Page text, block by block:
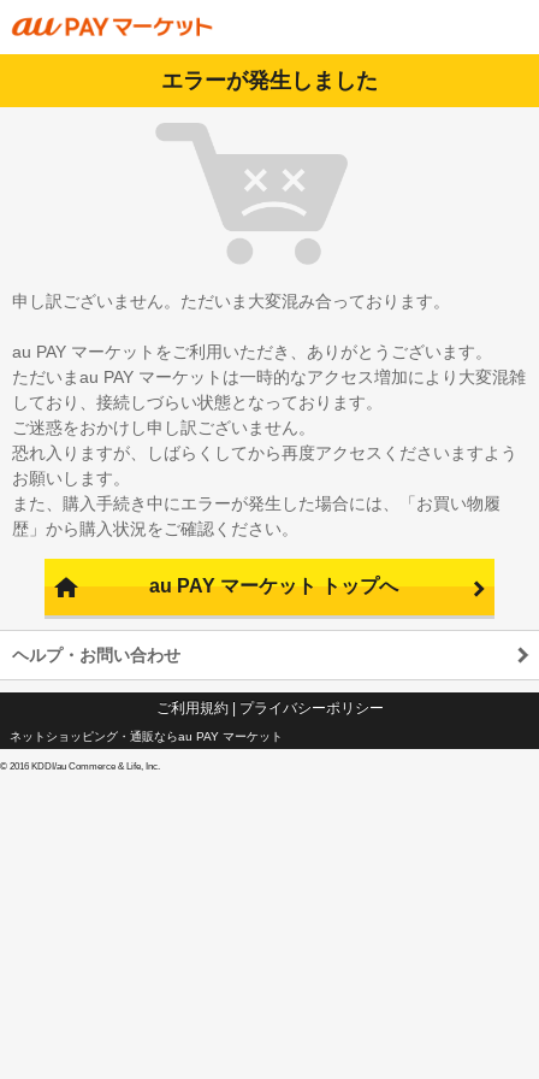
エラーが発生しました
申し訳ございません。ただいま大変混み合っております。
au PAY マーケットをご利用いただき、ありがとうございます。
ただいまau PAY マーケットは一時的なアクセス増加により大変混雑
しており、接続しづらい状態となっております。
ご迷惑をおかけし申し訳ございません。
恐れ入りますが、しばらくしてから再度アクセスくださいますよう
お願いします。
また、購入手続き中にエラーが発生した場合には、「お買い物履
歴」から購入状況をご確認ください。
au PAY マーケット トップへ
ヘルプ・お問い合わせ
ご利用規約| プライバシーポリシー
ネットショッピング・通販ならau PAY マーケット
© 2016 KDDI/au Commerce & Life, Inc.